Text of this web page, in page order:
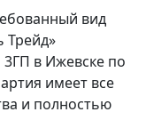
вид
Трейд»
3ГП в Ижевске по
имеет все
и полностью